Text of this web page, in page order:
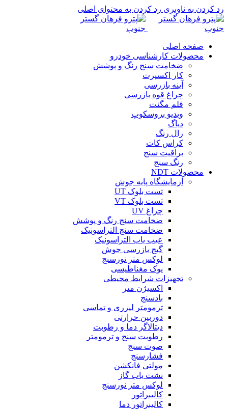
رد کردن به ناوبری رد کردن به محتوای اصلی
صفحه اصلی
محصولات کارشناسی خودرو
ضخامت سنج رنگ و پوشش
کار اکسپرت
آینه بازرسی
چراغ قوه بازرسی
قلم مگنت
ویدیو بروسکوپ
دیاگ
رال رنگ
کراس کات
براقیت سنج
رنگ سنج
محصولات NDT
آزمایشگاه پایه جوش
تست بلوک UT
تست بلوک VT
چراغ UV
ضخامت سنج رنگ و پوشش
ضخامت سنج التراسونیک
عیب یاب التراسونیک
گیج بازرسی جوش
لوکس متر نورسنج
یوک مغناطیسی
تجهیزات شرایط محیطی
اکسیژن متر
بادسنج
ترمومتر لیزری و تماسی
دوربین حرارتی
دیتالاگر دما و رطوبت
رطوبت سنج و ترمومتر
صوت سنج
فشارسنج
مولتی فانکشن
نشت یاب گاز
لوکس متر نورسنج
کالیبراتور
کالیبراتور دما